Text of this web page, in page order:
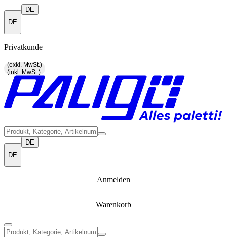
DE
DE
Privatkunde
(exkl. MwSt.)
(inkl. MwSt.)
DE
DE
Anmelden
Warenkorb